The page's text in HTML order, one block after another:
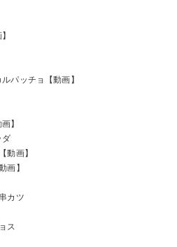
パッチョ【動画】
】
ダ
動画】
画】
カツ
ス